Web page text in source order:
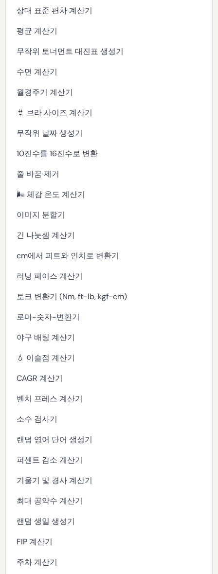
상대 표준 편차 계산기
평균 계산기
무작위 토너먼트 대진표 생성기
수면 계산기
월경주기 계산기
👙 브라 사이즈 계산기
무작위 날짜 생성기
10진수를 16진수로 변환
줄 바꿈 제거
🌬️ 체감 온도 계산기
이미지 분할기
긴 나눗셈 계산기
cm에서 피트와 인치로 변환기
러닝 페이스 계산기
토크 변환기 (Nm, ft-lb, kgf-cm)
로마-숫자-변환기
야구 배팅 계산기
💧 이슬점 계산기
CAGR 계산기
벤치 프레스 계산기
소수 검사기
랜덤 영어 단어 생성기
퍼센트 감소 계산기
기울기 및 경사 계산기
최대 공약수 계산기
랜덤 생일 생성기
FIP 계산기
주차 계산기